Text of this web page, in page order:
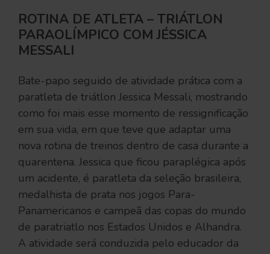
ROTINA DE ATLETA – TRIÁTLON
PARAOLÍMPICO COM JÉSSICA
MESSALI
Bate-papo seguido de atividade prática com a
paratleta de triátlon Jessica Messali, mostrando
como foi mais esse momento de ressignificação
em sua vida, em que teve que adaptar uma
nova rotina de treinos dentro de casa durante a
quarentena. Jessica que ficou paraplégica após
um acidente, é paratleta da seleção brasileira,
medalhista de prata nos jogos Para-
Panamericanos e campeã das copas do mundo
de paratriatlo nos Estados Unidos e Alhandra.
A atividade será conduzida pelo educador da